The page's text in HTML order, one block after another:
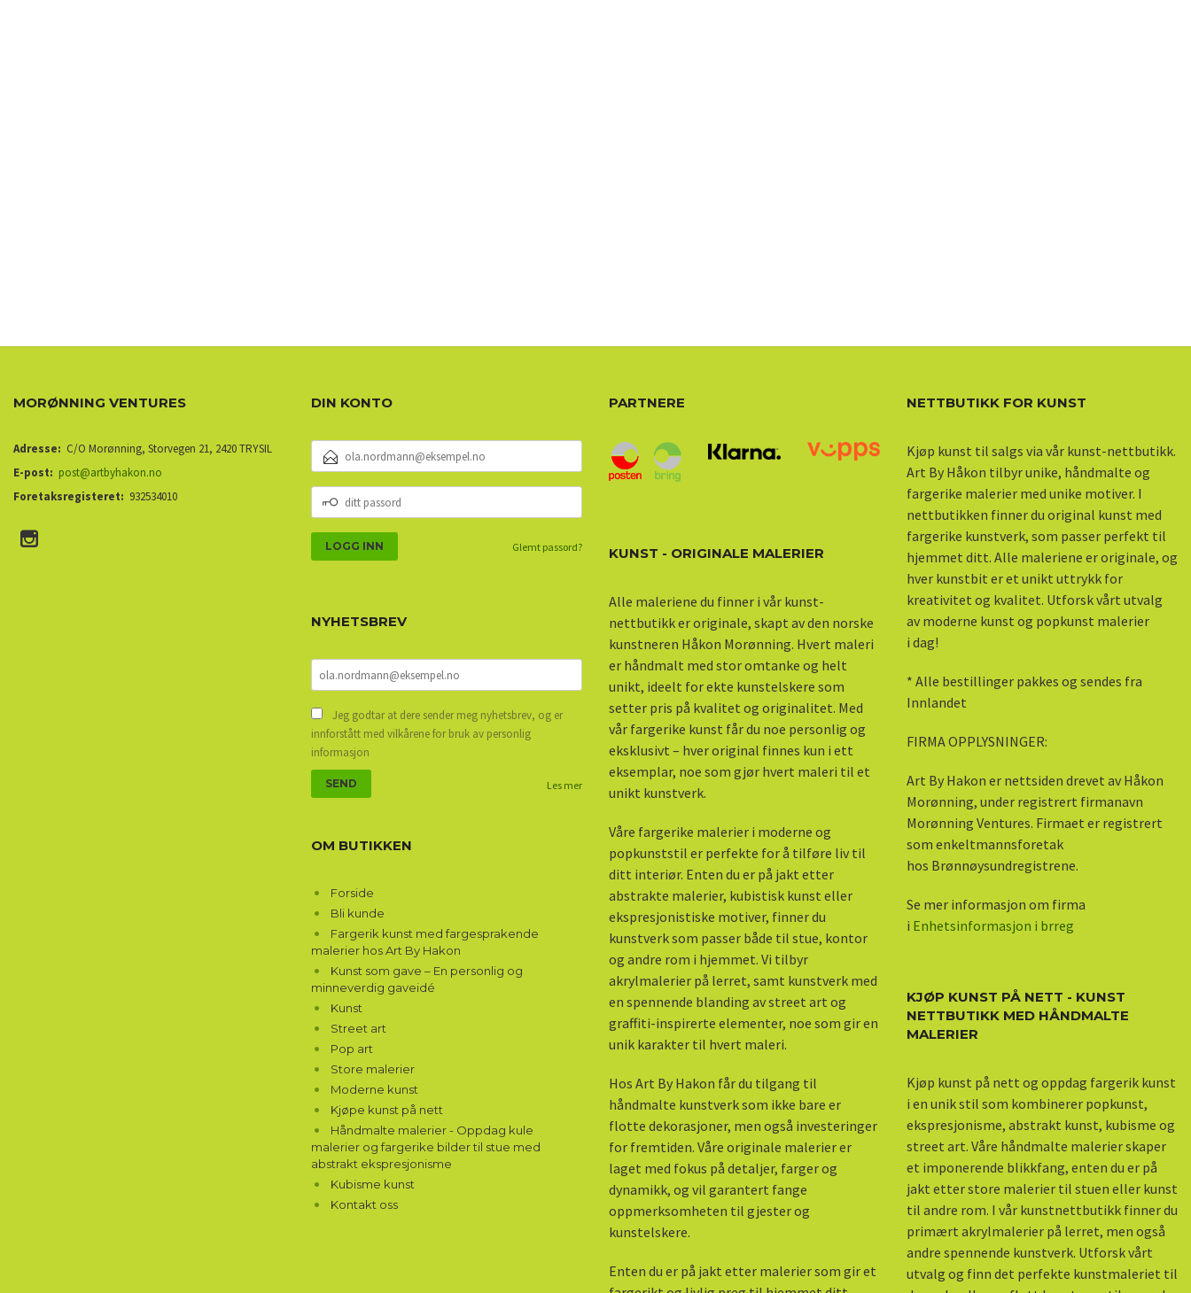
MORØNNING VENTURES
Adresse: C/O Morønning, Storvegen 21, 2420 TRYSIL
E-post: post@artbyhakon.no
Foretaksregisteret: 932534010
DIN KONTO
POSTADRESSE
PASSORD
Glemt passord?
NYHETSBREV
Jeg godtar at dere sender meg nyhetsbrev, og er
innforstått med vilkårene for bruk av personlig
informasjon
Les mer
OM BUTIKKEN
Forside
Bli kunde
Fargerik kunst med fargesprakende
malerier hos Art By Hakon
Kunst som gave – En personlig og
minneverdig gaveidé
Kunst
Street art
Pop art
Store malerier
Moderne kunst
Kjøpe kunst på nett
Håndmalte malerier - Oppdag kule
malerier og fargerike bilder til stue med
abstrakt ekspresjonisme
Kubisme kunst
Kontakt oss
PARTNERE
KUNST - ORIGINALE MALERIER
Alle maleriene du finner i vår kunst-
nettbutikk er originale, skapt av den norske
kunstneren Håkon Morønning. Hvert maleri
er håndmalt med stor omtanke og helt
unikt, ideelt for ekte kunstelskere som
setter pris på kvalitet og originalitet. Med
vår fargerike kunst får du noe personlig og
eksklusivt – hver original finnes kun i ett
eksemplar, noe som gjør hvert maleri til et
unikt kunstverk.
Våre fargerike malerier i moderne og
popkunststil er perfekte for å tilføre liv til
ditt interiør. Enten du er på jakt etter
abstrakte malerier, kubistisk kunst eller
ekspresjonistiske motiver, finner du
kunstverk som passer både til stue, kontor
og andre rom i hjemmet. Vi tilbyr
akrylmalerier på lerret, samt kunstverk med
en spennende blanding av street art og
graffiti-inspirerte elementer, noe som gir en
unik karakter til hvert maleri.
Hos Art By Hakon får du tilgang til
håndmalte kunstverk som ikke bare er
flotte dekorasjoner, men også investeringer
for fremtiden. Våre originale malerier er
laget med fokus på detaljer, farger og
dynamikk, og vil garantert fange
oppmerksomheten til gjester og
kunstelskere.
Enten du er på jakt etter malerier som gir et
NETTBUTIKK FOR KUNST
Kjøp kunst til salgs via vår kunst-nettbutikk.
Art By Håkon tilbyr unike, håndmalte og
fargerike malerier med unike motiver. I
nettbutikken finner du original kunst med
fargerike kunstverk, som passer perfekt til
hjemmet ditt. Alle maleriene er originale, og
hver kunstbit er et unikt uttrykk for
kreativitet og kvalitet. Utforsk vårt utvalg
av moderne kunst og popkunst malerier
i dag!
* Alle bestillinger pakkes og sendes fra
Innlandet
FIRMA OPPLYSNINGER:
Art By Hakon er nettsiden drevet av Håkon
Morønning, under registrert firmanavn
Morønning Ventures. Firmaet er registrert
som enkeltmannsforetak
hos Brønnøysundregistrene.
Se mer informasjon om firma
i Enhetsinformasjon i brreg
KJØP KUNST PÅ NETT - KUNST
NETTBUTIKK MED HÅNDMALTE
MALERIER
Kjøp kunst på nett og oppdag fargerik kunst
i en unik stil som kombinerer popkunst,
ekspresjonisme, abstrakt kunst, kubisme og
street art. Våre håndmalte malerier skaper
et imponerende blikkfang, enten du er på
jakt etter store malerier til stuen eller kunst
til andre rom. I vår kunstnettbutikk finner du
primært akrylmalerier på lerret, men også
andre spennende kunstverk. Utforsk vårt
utvalg og finn det perfekte kunstmaleriet til